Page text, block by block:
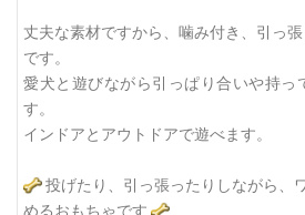
丈夫な素材ですから、噛み付き、引っ
です。
愛犬と遊びながら引っぱり合いや持っ
す。
インドアとアウトドアで遊べます。
投げたり、引っ張ったりしながら、
めるおもちゃです